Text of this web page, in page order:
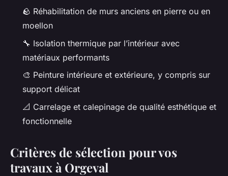
🪨 Réhabilitation de murs anciens en pierre ou en
moellon
🔧 Isolation thermique par l’intérieur avec
matériaux performants
🎨 Peinture intérieure et extérieure, y compris sur
support délicat
📐 Carrelage et calepinage de qualité esthétique et
fonctionnelle
Critères de sélection pour vos
travaux à Orgeval